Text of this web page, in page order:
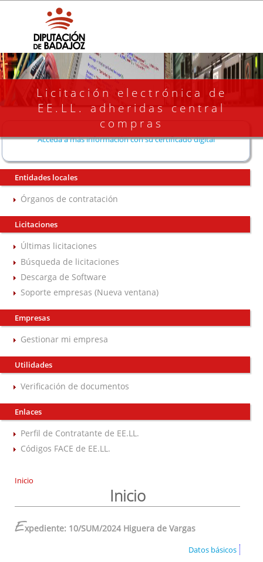
Licitación electrónica de
EE.LL. adheridas central
compras
Acceda a más información con su certificado digital
Entidades locales
Órganos de contratación
Licitaciones
Últimas licitaciones
Búsqueda de licitaciones
Descarga de Software
Soporte empresas (Nueva ventana)
Empresas
Gestionar mi empresa
Utilidades
Verificación de documentos
Enlaces
Perfil de Contratante de EE.LL.
Códigos FACE de EE.LL.
Inicio
Inicio
Expediente: 10/SUM/2024 Higuera de Vargas
Datos básicos